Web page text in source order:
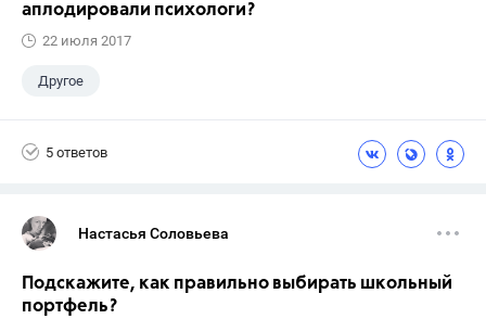
аплодировали психологи?
22 июля 2017
Другое
5 ответов
Настасья Соловьева
Подскажите, как правильно выбирать школьный
портфель?